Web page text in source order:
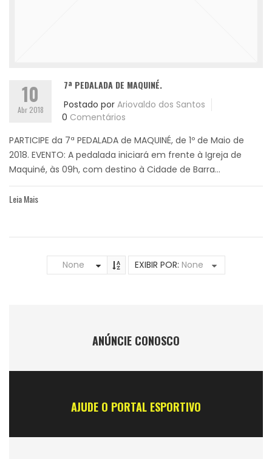
10
Abr 2018
7ª PEDALADA DE MAQUINÉ.
Postado por Ariovaldo dos Santos
0 Comentários
PARTICIPE da 7ª PEDALADA de MAQUINÉ, de 1º de Maio de
2018. EVENTO: A pedalada iniciará em frente à Igreja de
Maquiné, às 09h, com destino à Cidade de Barra...
Leia Mais
None EXIBIR POR: None
ANÚNCIE CONOSCO
AJUDE O PORTAL ESPORTIVO